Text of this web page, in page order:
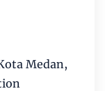
Medan,